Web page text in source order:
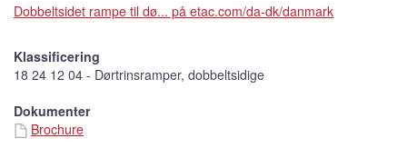
Dobbeltsidet rampe til dø... på etac.com/da-dk/danmark
Klassificering
18 24 12 04 - Dørtrinsramper, dobbeltsidige
Dokumenter
Brochure